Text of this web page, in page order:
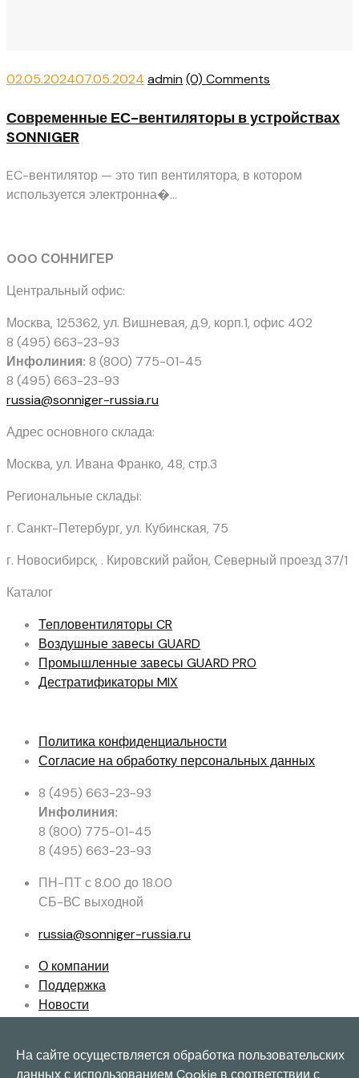
Posted
02.05.202407.05.2024 Author
admin (0) Comments
Современные ЕС-вентиляторы в устройствах
SONNIGER
EC-вентилятор — это тип вентилятора, в котором
используется электронна�...
OOO СОННИГЕР
Центральный офис:
Москва, 125362, ул. Вишневая, д.9, корп.1, офис 402
8 (495) 663-23-93
Инфолиния: 8 (800) 775-01-45
8 (495) 663-23-93
russia@sonniger-russia.ru
Адрес основного склада:
Москва, ул. Ивана Франко, 48, стр.3
Региональные склады:
г. Санкт-Петербург, ул. Кубинская, 75
г. Новосибирск, . Кировский район, Северный проезд 37/1
Каталог
Тепловентиляторы CR
Воздушные завесы GUARD
Промышленные завесы GUARD PRO
Дестратификаторы MIX
Политика конфиденциальности
Согласие на обработку персональных данных
8 (495) 663-23-93
Инфолиния:
8 (800) 775-01-45
8 (495) 663-23-93
ПН-ПТ с 8.00 до 18.00
СБ-ВС выходной
russia@sonniger-russia.ru
О компании
Поддержка
Новости
На сайте осуществляется обработка пользовательских
данных с использованием Cookie в соответствии с